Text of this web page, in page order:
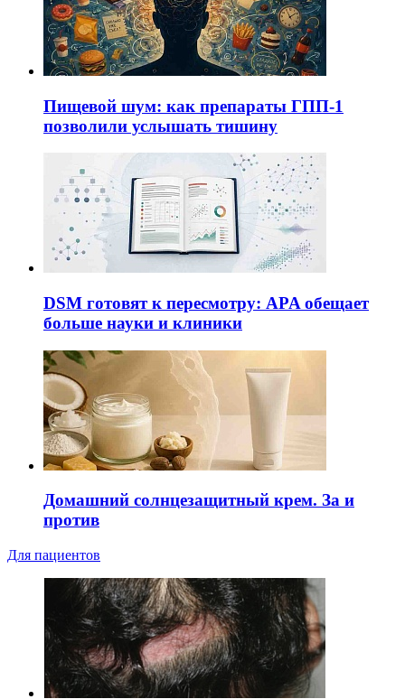
Пищевой шум: как препараты ГПП-1
позволили услышать тишину
DSM готовят к пересмотру: APA обещает
больше науки и клиники
Домашний солнцезащитный крем. За и
против
Для пациентов